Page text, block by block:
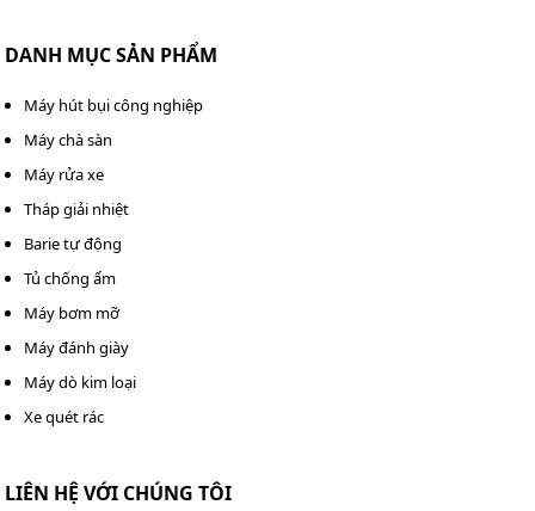
DANH MỤC SẢN PHẨM
Máy hút bụi công nghiệp
Máy chà sàn
Máy rửa xe
Tháp giải nhiệt
Barie tự động
Tủ chống ẩm
Máy bơm mỡ
Máy đánh giày
Máy dò kim loại
Xe quét rác
LIÊN HỆ VỚI CHÚNG TÔI